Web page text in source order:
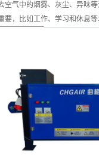
气中的烟雾、灰尘、异味
，比如工作、学习和休息等